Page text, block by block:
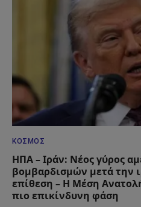
ΚΌΣΜΟΣ
ΗΠΑ – Ιράν: Νέος γύρος
βομβαρδισμών μετά την
επίθεση – Η Μέση
πιο επικίνδυνη φάση